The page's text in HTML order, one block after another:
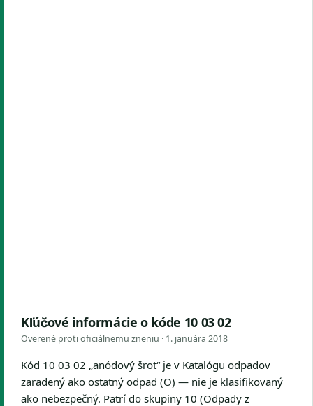
Kľúčové informácie o kóde 10 03 02
Overené proti oficiálnemu zneniu · 1. januára 2018
Kód 10 03 02 „anódový šrot“ je v Katalógu odpadov
zaradený ako ostatný odpad (O) — nie je klasifikovaný
ako nebezpečný. Patrí do skupiny 10 (Odpady z